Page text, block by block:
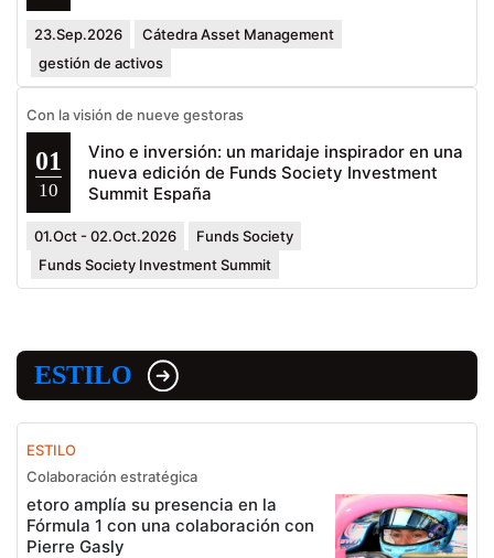
23.Sep.2026
Cátedra Asset Management
gestión de activos
Con la visión de nueve gestoras
01
10
Vino e inversión: un maridaje inspirador en una
nueva edición de Funds Society Investment
Summit España
01.Oct - 02.Oct.2026
Funds Society
Funds Society Investment Summit
ESTILO
ESTILO
Colaboración estratégica
etoro amplía su presencia en la
Fórmula 1 con una colaboración con
Pierre Gasly